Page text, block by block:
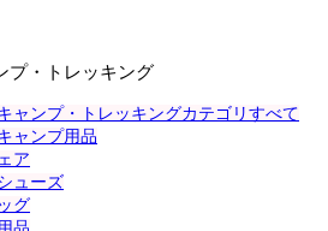
プ・トレッキング
ャンプ・トレッキングカテゴリすべて
ャンプ用品
ア
ューズ
グ